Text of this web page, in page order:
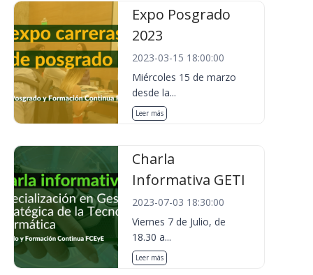
Expo Posgrado
2023
2023-03-15 18:00:00
Miércoles 15 de marzo
desde la...
Leer más
Charla
Informativa GETI
2023-07-03 18:30:00
Viernes 7 de Julio, de
18.30 a...
Leer más